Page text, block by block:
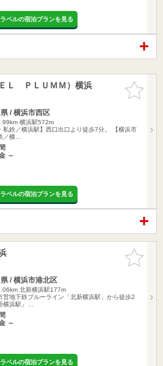
ベルの宿泊プランを見る
お気に入
りに追加
Ｌ ＰＬＵＭＭ）横浜
/ 横浜市西区
横浜駅572m
私鉄／横浜駅】西口出口より徒歩7分。 【横浜市
／横…
～
ベルの宿泊プランを見る
お気に入
りに追加
/ 横浜市港北区
北新横浜駅177m
営地下鉄ブルーライン「北新横浜駅」から徒歩2
横浜駅」…
～
ベルの宿泊プランを見る